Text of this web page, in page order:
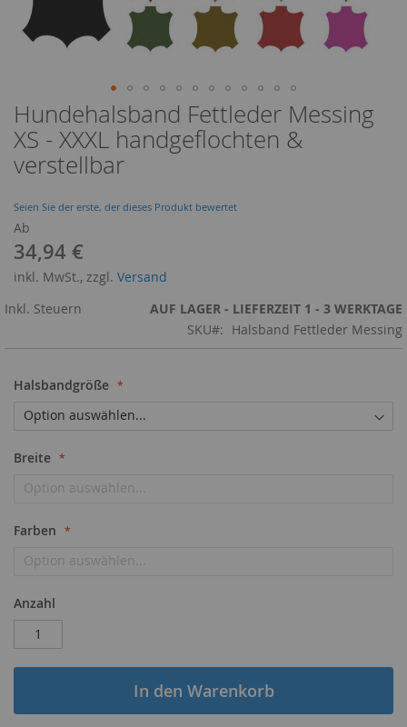
Hundehalsband Fettleder Messing
XS - XXXL handgeflochten &
verstellbar
Seien Sie der erste, der dieses Produkt bewertet
Ab
34,94 €
inkl. MwSt., zzgl. Versand
AUF LAGER - LIEFERZEIT 1 - 3 WERKTAGE
SKU
Halsband Fettleder Messing
Inkl. Steuern
Halsbandgröße
Breite
Farben
Anzahl
In den Warenkorb
Zum
Anfang
der
Bildergalerie